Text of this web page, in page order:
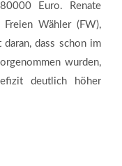
Euro. Renate
Freien Wähler (FW),
dass schon im
wurden,
deutlich höher